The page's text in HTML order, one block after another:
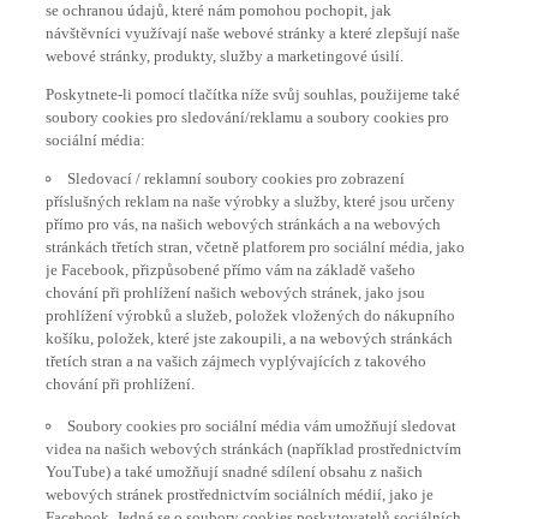
se ochranou údajů, které nám pomohou pochopit, jak
návštěvníci využívají naše webové stránky a které zlepšují naše
webové stránky, produkty, služby a marketingové úsilí.
Poskytnete-li pomocí tlačítka níže svůj souhlas, použijeme také
soubory cookies pro sledování/reklamu a soubory cookies pro
sociální média:
Sledovací / reklamní soubory cookies pro zobrazení
příslušných reklam na naše výrobky a služby, které jsou určeny
přímo pro vás, na našich webových stránkách a na webových
stránkách třetích stran, včetně platforem pro sociální média, jako
je Facebook, přizpůsobené přímo vám na základě vašeho
chování při prohlížení našich webových stránek, jako jsou
prohlížení výrobků a služeb, položek vložených do nákupního
košíku, položek, které jste zakoupili, a na webových stránkách
třetích stran a na vašich zájmech vyplývajících z takového
chování při prohlížení.
Soubory cookies pro sociální média vám umožňují sledovat
videa na našich webových stránkách (například prostřednictvím
YouTube) a také umožňují snadné sdílení obsahu z našich
webových stránek prostřednictvím sociálních médií, jako je
Facebook. Jedná se o soubory cookies poskytovatelů sociálních